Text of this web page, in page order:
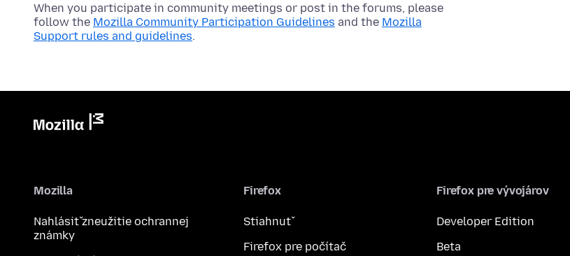
When you participate in community meetings or post in the forums, please
follow the Mozilla Community Participation Guidelines and the Mozilla
Support rules and guidelines.
Mozilla
Nahlásiť zneužitie ochrannej
známky
Firefox
Stiahnuť
Firefox pre počítač
Firefox pre vývojárov
Developer Edition
Beta